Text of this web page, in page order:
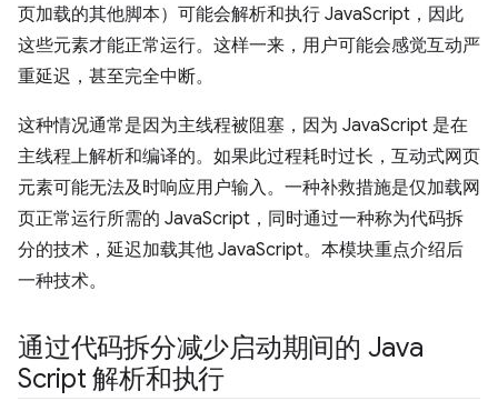
页加载的其他脚本）可能会解析和执行 JavaScript，因此
这些元素才能正常运行。这样一来，用户可能会感觉互动严
重延迟，甚至完全中断。
这种情况通常是因为主线程被阻塞，因为 JavaScript 是在
主线程上解析和编译的。如果此过程耗时过长，互动式网页
元素可能无法及时响应用户输入。一种补救措施是仅加载网
页正常运行所需的 JavaScript，同时通过一种称为代码拆
分的技术，延迟加载其他 JavaScript。本模块重点介绍后
一种技术。
通过代码拆分减少启动期间的 Java
Script 解析和执行